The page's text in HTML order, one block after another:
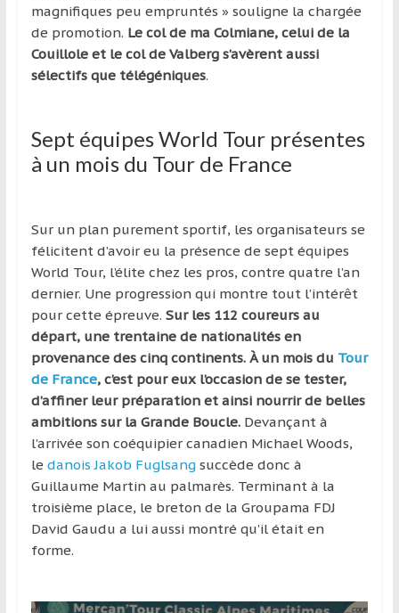
magnifiques peu empruntés » souligne la chargée
de promotion. Le col de ma Colmiane, celui de la
Couillole et le col de Valberg s’avèrent aussi
sélectifs que télégéniques.
Sept équipes World Tour présentes
à un mois du Tour de France
Sur un plan purement sportif, les organisateurs se
félicitent d’avoir eu la présence de sept équipes
World Tour, l’élite chez les pros, contre quatre l’an
dernier. Une progression qui montre tout l’intérêt
pour cette épreuve. Sur les 112 coureurs au
départ, une trentaine de nationalités en
provenance des cinq continents. À un mois du Tour
de France, c’est pour eux l’occasion de se tester,
d’affiner leur préparation et ainsi nourrir de belles
ambitions sur la Grande Boucle.Devançant à
l’arrivée son coéquipier canadien Michael Woods,
le danois Jakob Fuglsangsuccède donc à
Guillaume Martin au palmarès. Terminant à la
troisième place, le breton de la Groupama FDJ
David Gaudu a lui aussi montré qu’il était en
forme.